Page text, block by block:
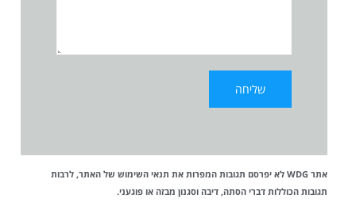
אתר WDG לא יפרסם תגובות המפרות את תנאי השימוש של האתר, לרבות
תגובות הכוללות דברי הסתה, דיבה וסגנון מבזה או פוגעני.